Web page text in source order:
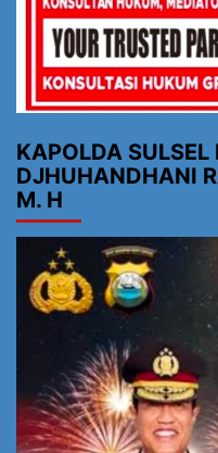
KAPOLDA SULSEL
DJHUHANDHANI
M. H